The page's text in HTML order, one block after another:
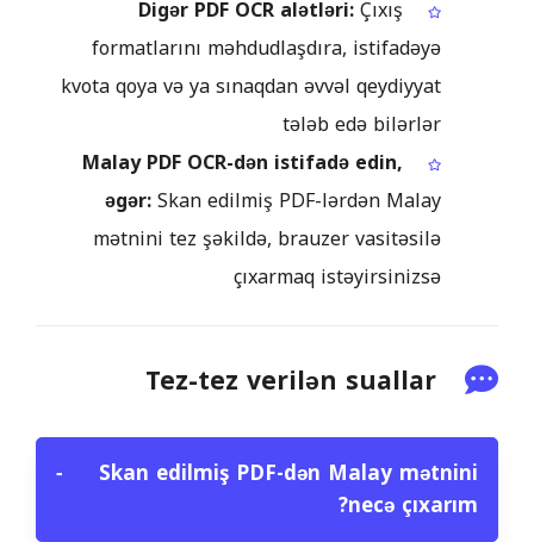
Digər PDF OCR alətləri:Çıxış
formatlarını məhdudlaşdıra, istifadəyə
kvota qoya və ya sınaqdan əvvəl qeydiyyat
tələb edə bilərlər
Malay PDF OCR-dən istifadə edin,
əgər:Skan edilmiş PDF-lərdən Malay
mətnini tez şəkildə, brauzer vasitəsilə
çıxarmaq istəyirsinizsə
Tez-tez verilən suallar
Skan edilmiş PDF-dən Malay mətnini
necə çıxarım?
−